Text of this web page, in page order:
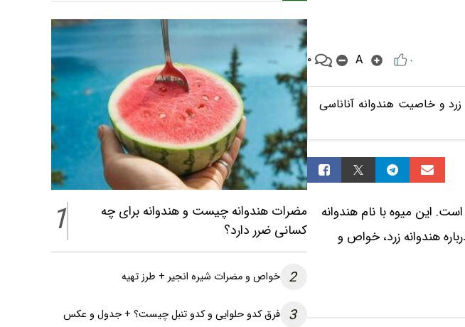
۰ A ۰
و خاصیت هندوانه آناناسی
این میوه با نام هندوانه
هندوانه زرد، خواص و
مضرات هندوانه چیست و هندوانه برای چه
کسانی ضرر دارد؟
1
2 خواص و مضرات شیره انجیر + طرز تهیه
3 فرق کدو حلوایی و کدو تنبل چیست؟ + جدول و عکس